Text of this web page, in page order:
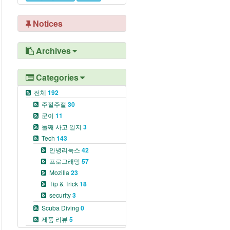
Notices
Archives
Categories
전체 192
주절주절 30
군이 11
둘째 사고 일지 3
Tech 143
안녕리눅스 42
프로그래밍 57
Mozilla 23
Tip & Trick18
security3
Scuba Diving 0
제품 리뷰 5